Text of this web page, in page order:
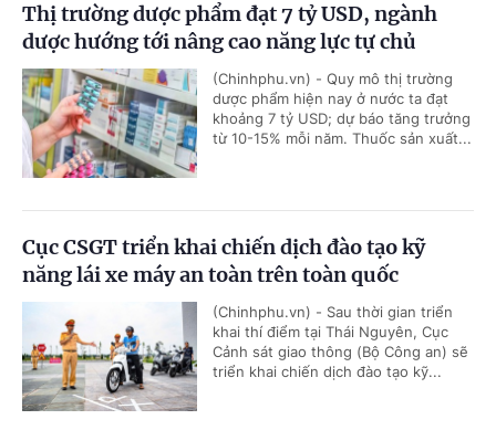
Thị trường dược phẩm đạt 7 tỷ USD, ngành
dược hướng tới nâng cao năng lực tự chủ
(Chinhphu.vn) - Quy mô thị trường
dược phẩm hiện nay ở nước ta đạt
khoảng 7 tỷ USD; dự báo tăng trưởng
từ 10-15% mỗi năm. Thuốc sản xuất...
Cục CSGT triển khai chiến dịch đào tạo kỹ
năng lái xe máy an toàn trên toàn quốc
(Chinhphu.vn) - Sau thời gian triển
khai thí điểm tại Thái Nguyên, Cục
Cảnh sát giao thông (Bộ Công an) sẽ
triển khai chiến dịch đào tạo kỹ...